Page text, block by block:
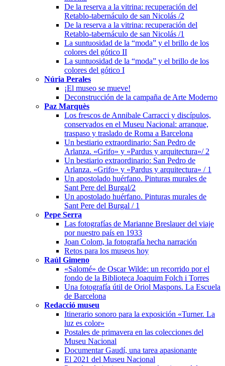
De la reserva a la vitrina: recuperación del
Retablo-tabernáculo de san Nicolás /2
De la reserva a la vitrina: recuperación del
Retablo-tabernáculo de san Nicolás /1
La suntuosidad de la “moda” y el brillo de los
colores del gótico II
La suntuosidad de la “moda” y el brillo de los
colores del gótico I
Núria Perales
¡El museo se mueve!
Deconstrucción de la campaña de Arte Moderno
Paz Marquès
Los frescos de Annibale Carracci y discípulos,
conservados en el Museu Nacional: arranque,
traspaso y traslado de Roma a Barcelona
Un bestiario extraordinario: San Pedro de
Arlanza. «Grifo» y «Pardus y arquitectura»/ 2
Un bestiario extraordinario: San Pedro de
Arlanza. «Grifo» y «Pardus y arquitectura» / 1
Un apostolado huérfano. Pinturas murales de
Sant Pere del Burgal/2
Un apostolado huérfano. Pinturas murales de
Sant Pere del Burgal / 1
Pepe Serra
Las fotografías de Marianne Breslauer del viaje
por nuestro país en 1933
Joan Colom, la fotografía hecha narración
Retos para los museos hoy
Raúl Gimeno
«Salomé» de Oscar Wilde: un recorrido por el
fondo de la Biblioteca Joaquim Folch i Torres
Una fotografía útil de Oriol Maspons. La Escuela
de Barcelona
Redacció museu
Itinerario sonoro para la exposición «Turner. La
luz es color»
Postales de primavera en las colecciones del
Museu Nacional
Documentar Gaudí, una tarea apasionante
El 2021 del Museu Nacional